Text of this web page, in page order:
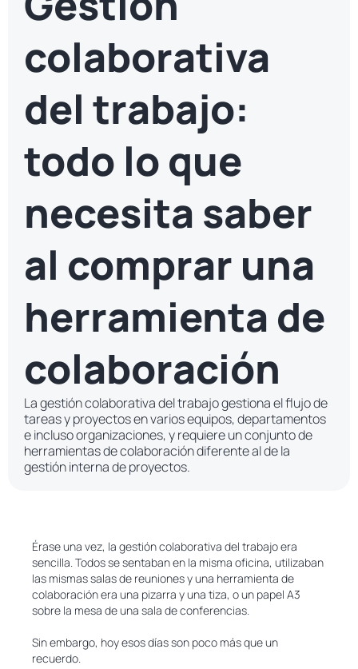
colaborativa
del trabajo:
todo lo que
necesita saber
al comprar una
herramienta de
colaboración
La gestión colaborativa del trabajo gestiona el flujo de
tareas y proyectos en varios equipos, departamentos
e incluso organizaciones, y requiere un conjunto de
herramientas de colaboración diferente al de la
gestión interna de proyectos.
Érase una vez, la gestión colaborativa del trabajo era
sencilla. Todos se sentaban en la misma oficina, utilizaban
las mismas salas de reuniones y una herramienta de
colaboración era una pizarra y una tiza, o un papel A3
sobre la mesa de una sala de conferencias.
Sin embargo, hoy esos días son poco más que un
recuerdo.